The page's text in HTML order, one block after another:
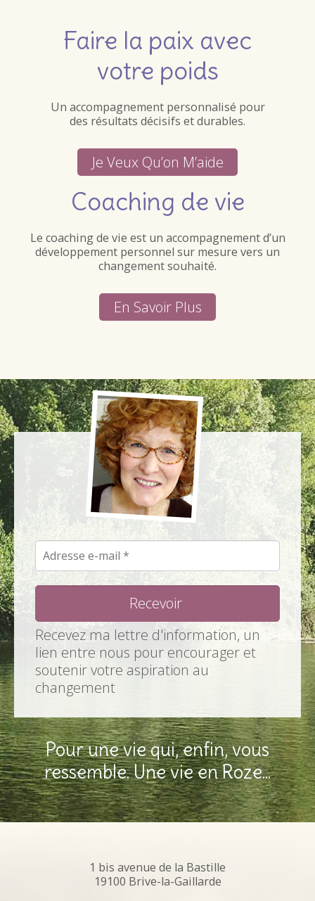
Faire la paix avec
votre poids
Un accompagnement personnalisé pour
des résultats décisifs et durables.
Je Veux Qu’on M’aide
Coaching de vie
Le coaching de vie est un accompagnement d’un
développement personnel sur mesure vers un
changement souhaité.
En Savoir Plus
Recevez ma lettre d'information, un
lien entre nous pour encourager et
soutenir votre aspiration au
changement
Pour une vie qui, enfin, vous
ressemble. Une vie en Roze...
1 bis avenue de la Bastille
19100 Brive-la-Gaillarde